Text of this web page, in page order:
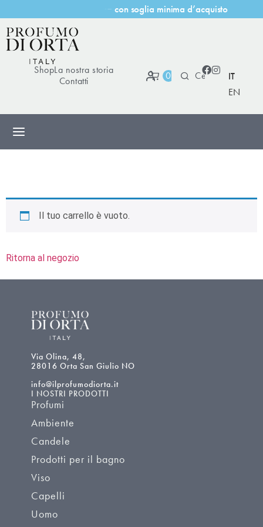
a con soglia minima d’acquisto
ShopLa nostra storia
Contatti
0
IT
EN
Il tuo carrello è vuoto.
Ritorna al negozio
Via Olina, 48,
28016 Orta San Giulio NO
info@ilprofumodiorta.it
I NOSTRI PRODOTTI
Profumi
Ambiente
Candele
Prodotti per il bagno
Viso
Capelli
Uomo